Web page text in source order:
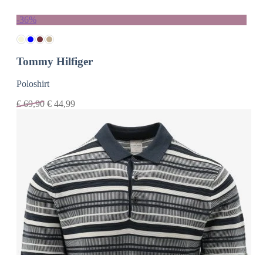
-36%
Tommy Hilfiger
Poloshirt
€69,90 € 44,99